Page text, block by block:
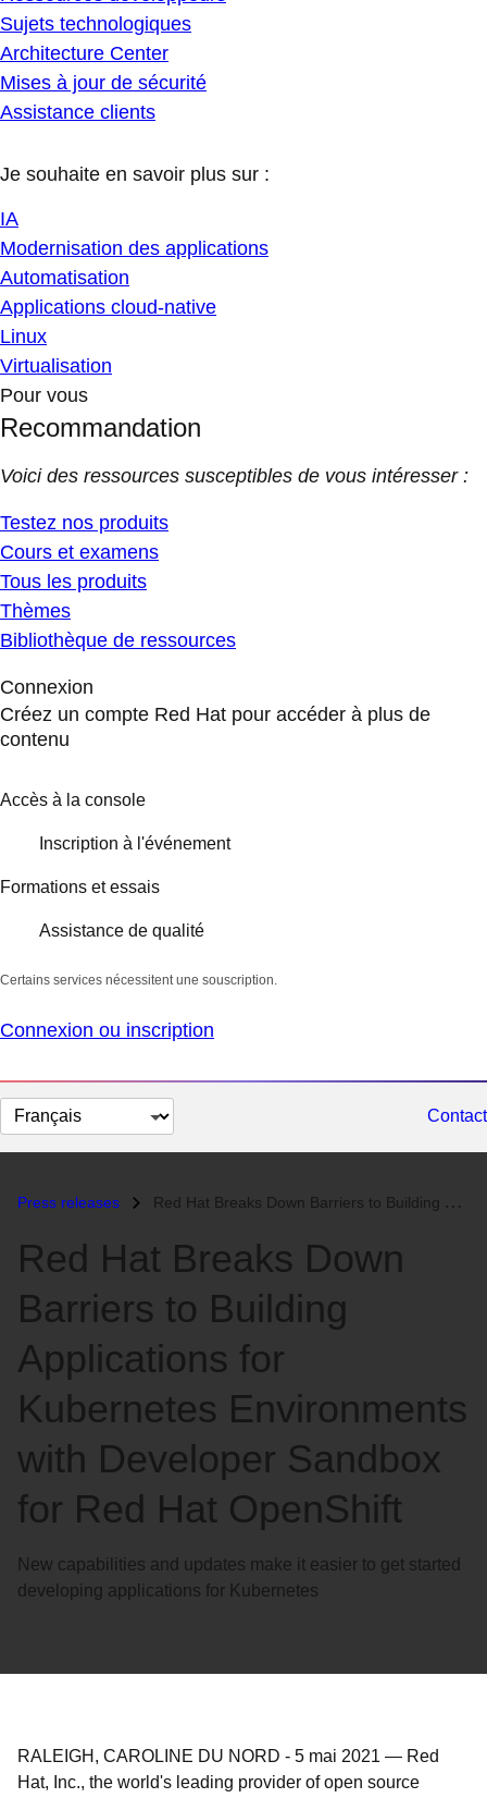
Sujets technologiques
Architecture Center
Mises à jour de sécurité
Assistance clients
Je souhaite en savoir plus sur :
IA
Modernisation des applications
Automatisation
Applications cloud-native
Linux
Virtualisation
Pour vous
Recommandation
Voici des ressources susceptibles de vous intéresser :
Testez nos produits
Cours et examens
Tous les produits
Thèmes
Bibliothèque de ressources
Connexion
Créez un compte Red Hat pour accéder à plus de
contenu
Accès à la console
Inscription à l'événement
Formations et essais
Assistance de qualité
Certains services nécessitent une souscription.
Connexion ou inscription
Changer
la
Contact
Press releases Red Hat Breaks Down Barriers to Building Applications for Kubernetes E...
Red Hat Breaks Down
Barriers to Building
Applications for
Kubernetes Environments
with Developer Sandbox
for Red Hat OpenShift
New capabilities and updates make it easier to get started
developing applications for Kubernetes
RALEIGH, CAROLINE DU NORD - 5 mai 2021 — Red
Hat, Inc., the world's leading provider of open source